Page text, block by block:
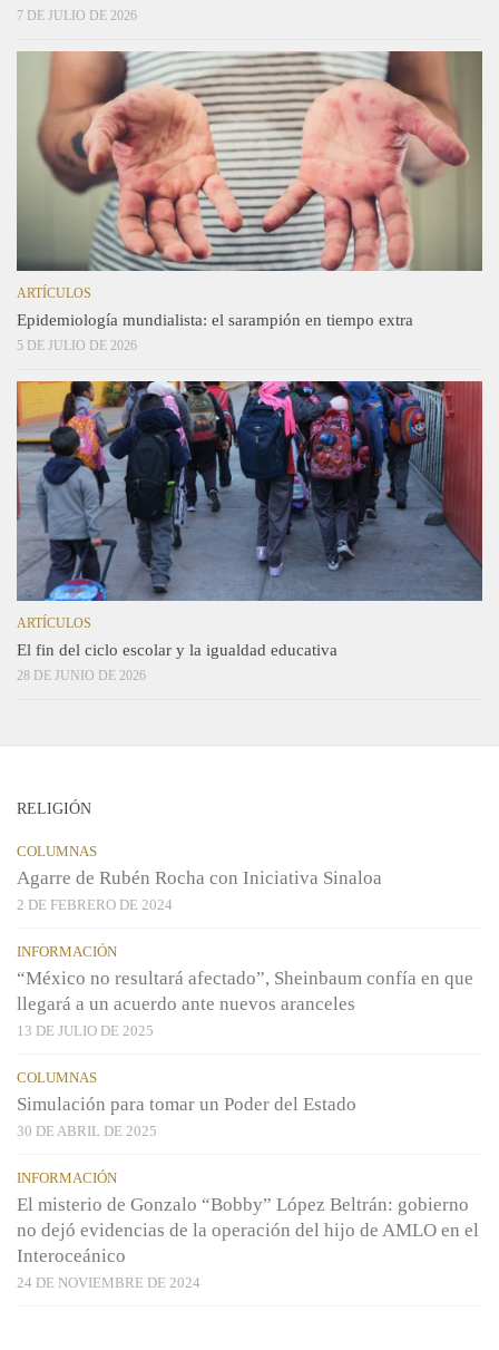
7 DE JULIO DE 2026
ARTÍCULOS
Epidemiología mundialista: el sarampión en tiempo extra
5 DE JULIO DE 2026
ARTÍCULOS
El fin del ciclo escolar y la igualdad educativa
28 DE JUNIO DE 2026
RELIGIÓN
COLUMNAS
Agarre de Rubén Rocha con Iniciativa Sinaloa
2 DE FEBRERO DE 2024
INFORMACIÓN
“México no resultará afectado”, Sheinbaum confía en que
llegará a un acuerdo ante nuevos aranceles
13 DE JULIO DE 2025
COLUMNAS
Simulación para tomar un Poder del Estado
30 DE ABRIL DE 2025
INFORMACIÓN
El misterio de Gonzalo “Bobby” López Beltrán: gobierno
no dejó evidencias de la operación del hijo de AMLO en el
Interoceánico
24 DE NOVIEMBRE DE 2024